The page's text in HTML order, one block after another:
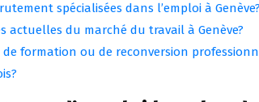
spécialisées dans l’emploi à Genève?
actuelles du marché du travail à Genève?
de formation ou de reconversion